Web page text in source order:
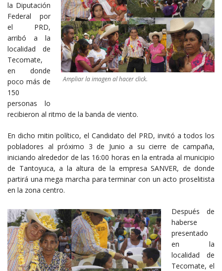
Ampliar la imagen al hacer click.
la Diputación
Federal por
el PRD,
arribó a la
localidad de
Tecomate,
en donde
poco más de
150
personas lo
recibieron al ritmo de la banda de viento.
En dicho mitin político, el Candidato del PRD, invitó a todos los
pobladores al próximo 3 de Junio a su cierre de campaña,
iniciando alrededor de las 16:00 horas en la entrada al municipio
de Tantoyuca, a la altura de la empresa SANVER, de donde
partirá una mega marcha para terminar con un acto proselitista
en la zona centro.
Después de
haberse
presentado
en la
localidad de
Tecomate, el